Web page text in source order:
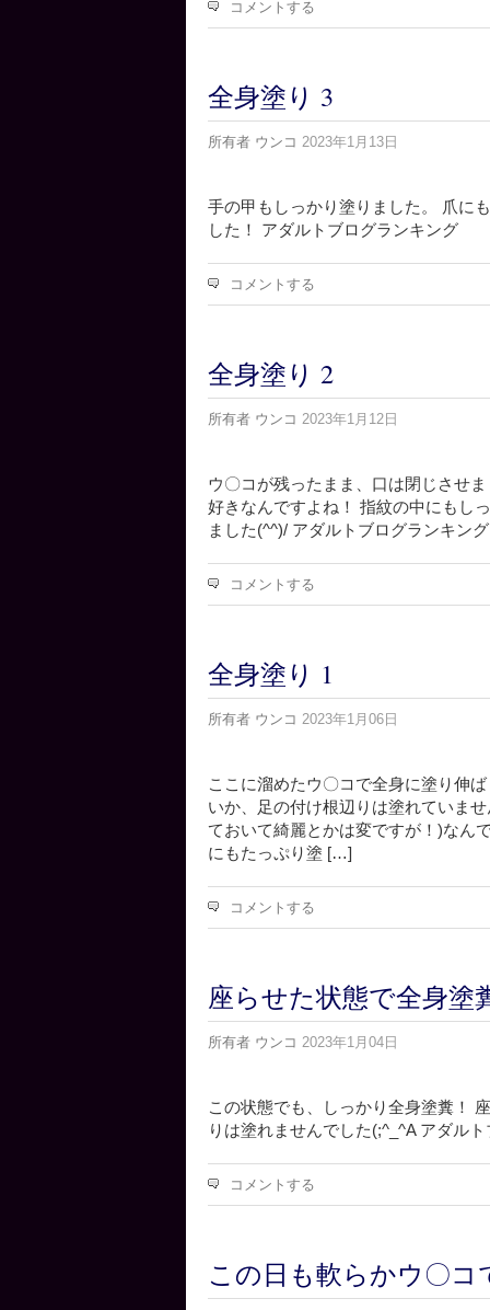
コメントする
全身塗り 3
所有者 ウンコ 2023年1月13日
手の甲もしっかり塗りました。 爪に
した！ アダルトブログランキング
コメントする
全身塗り 2
所有者 ウンコ 2023年1月12日
ウ〇コが残ったまま、口は閉じさせ
好きなんですよね！ 指紋の中にもし
ました(^^)/ アダルトブログランキング
コメントする
全身塗り 1
所有者 ウンコ 2023年1月06日
ここに溜めたウ〇コで全身に塗り伸
いか、足の付け根辺りは塗れていま
ておいて綺麗とかは変ですが！)なん
にもたっぷり塗 […]
コメントする
座らせた状態で全身塗
所有者 ウンコ 2023年1月04日
この状態でも、しっかり全身塗糞！
りは塗れませんでした(;^_^A アダル
コメントする
この日も軟らかウ〇コ